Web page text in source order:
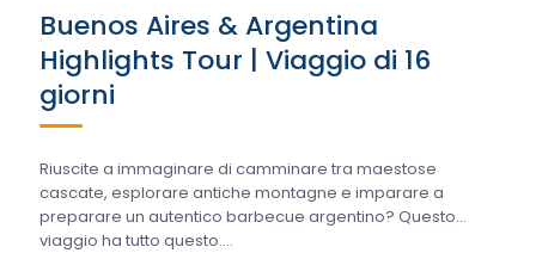
Buenos Aires & Argentina
Highlights Tour | Viaggio di 16
giorni
Riuscite a immaginare di camminare tra maestose
cascate, esplorare antiche montagne e imparare a
preparare un autentico barbecue argentino? Questo
viaggio ha tutto questo....